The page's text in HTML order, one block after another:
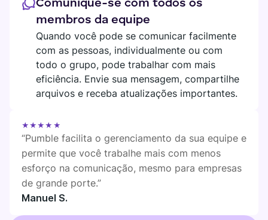
Plaky
Google Drive
Veja todas as integrações
MARKETPLACE
Encontre novos aplicativos que atendam às necessidades da
sua equipe
SEDE DIGITAL
Conecte sua equipe, parceiros e ferramentas
Comunique-se com todos os
membros da equipe
Quando você pode se comunicar facilmente
com as pessoas, individualmente ou com
todo o grupo, pode trabalhar com mais
eficiência. Envie sua mensagem, compartilhe
arquivos e receba atualizações importantes.
★★★★★
“Pumble facilita o gerenciamento da sua equipe e
permite que você trabalhe mais com menos
esforço na comunicação, mesmo para empresas
de grande porte.”
Manuel S.